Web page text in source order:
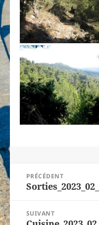
de
l’article
PRÉCÉDENT
Article
SUIVANT
Article